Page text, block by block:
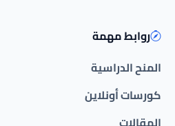
روابط مهمة
المنح الدراسية
كورسات أونلاين